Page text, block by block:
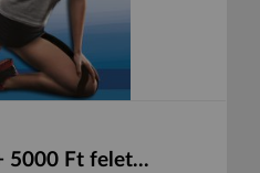
5000 Ft felet...